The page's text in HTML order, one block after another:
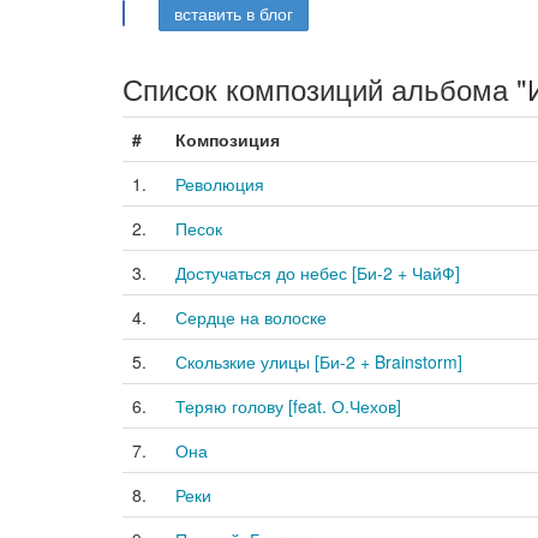
вставить в блог
Список композиций альбома
#
Композиция
1.
Революция
2.
Песок
3.
Достучаться до небес [Би-2 + ЧайФ]
4.
Сердце на волоске
5.
Скользкие улицы [Би-2 + Brainstorm]
6.
Теряю голову [feat. О.Чехов]
7.
Она
8.
Реки